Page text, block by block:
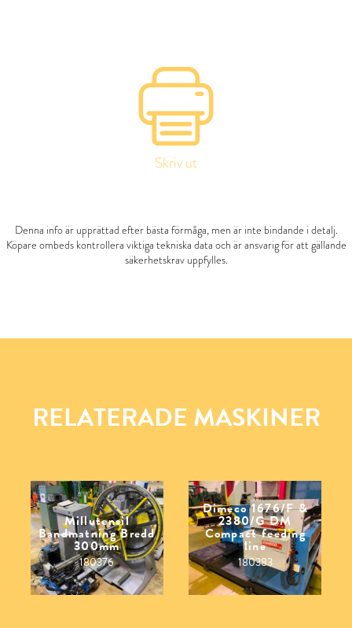
Skriv ut
Denna info är upprättad efter bästa förmåga, men är inte bindande i detalj.
Köpare ombeds kontrollera viktiga tekniska data och är ansvarig för att gällande
säkerhetskrav uppfylles.
RELATERADE MASKINER
Millutensil
Bandmatning Bredd
300mm
180376
Dimeco 1676/F &
2380/G DM
Compact feeding
line
180383